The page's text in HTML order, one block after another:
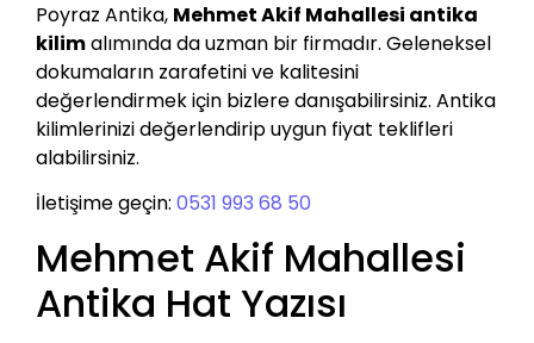
Poyraz Antika, Mehmet Akif Mahallesi antika
kilimalımında da uzman bir firmadır. Geleneksel
dokumaların zarafetini ve kalitesini
değerlendirmek için bizlere danışabilirsiniz. Antika
kilimlerinizi değerlendirip uygun fiyat teklifleri
alabilirsiniz.
İletişime geçin: 0531 993 68 50
Mehmet Akif Mahallesi
Antika Hat Yazısı